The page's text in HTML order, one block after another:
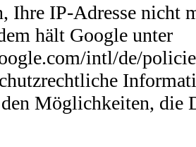
Ihre IP-Adresse nicht
hält Google unter
intl/de/
Möglichkeiten, die